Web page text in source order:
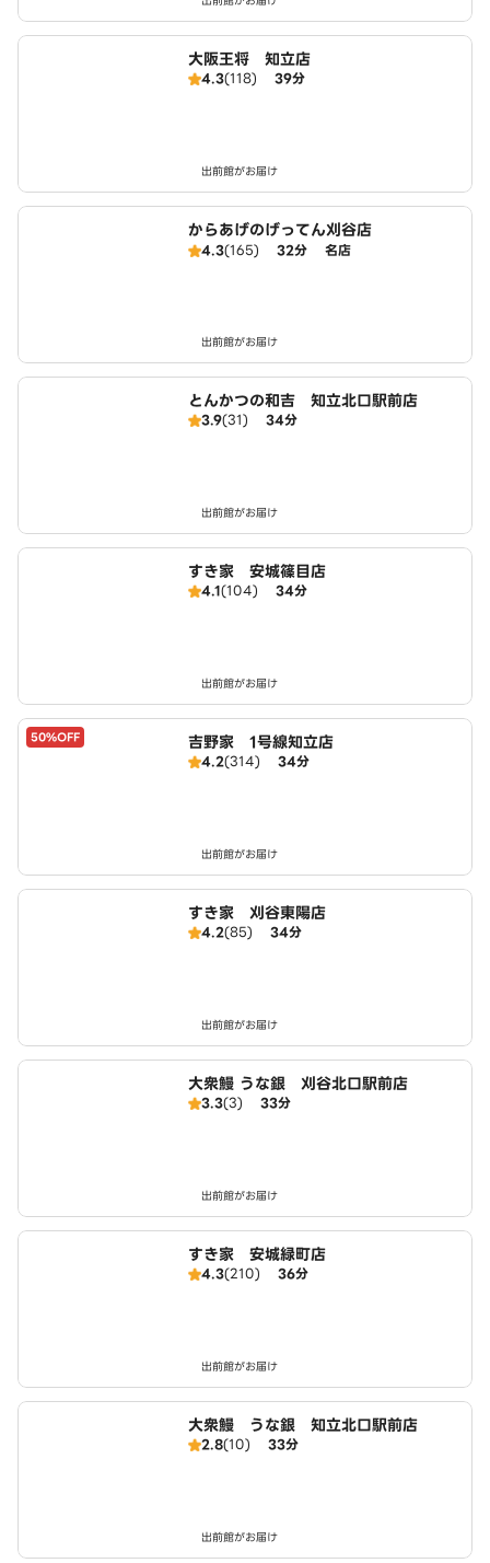
大阪王将 知立店
4.3(118) 39分
出前館がお届け
からあげのげってん刈谷店
4.3(165) 32分 名店
出前館がお届け
とんかつの和吉 知立北口駅前店
3.9(31) 34分
出前館がお届け
すき家 安城篠目店
4.1(104) 34分
出前館がお届け
50%OFF 吉野家 1号線知立店
4.2(314) 34分
出前館がお届け
すき家 刈谷東陽店
4.2(85) 34分
出前館がお届け
大衆鰻 うな銀 刈谷北口駅前店
3.3(3) 33分
出前館がお届け
すき家 安城緑町店
4.3(210) 36分
出前館がお届け
大衆鰻 うな銀 知立北口駅前店
2.8(10) 33分
出前館がお届け